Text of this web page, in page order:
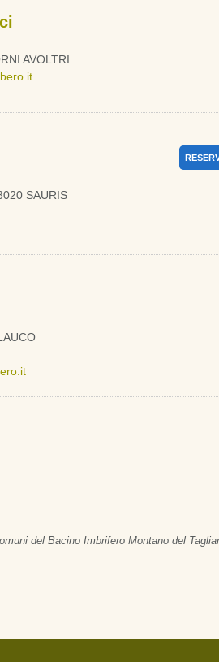
AVOLTRI
SAURIS
del Bacino Imbrifero Montano del